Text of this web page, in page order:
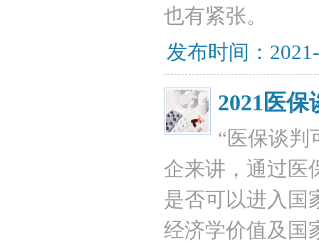
也有紧张。
发布时间：
2021医
“医保谈判
企来讲，通过医
是否可以进入国
经济学价值及国